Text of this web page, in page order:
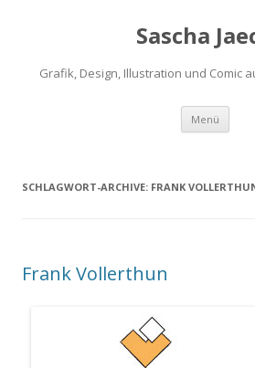
Sascha
Grafik, Design, Illustration und Comic
Menü Zum
SCHLAGWORT-ARCHIVE: FRANK
Frank Vollerthun